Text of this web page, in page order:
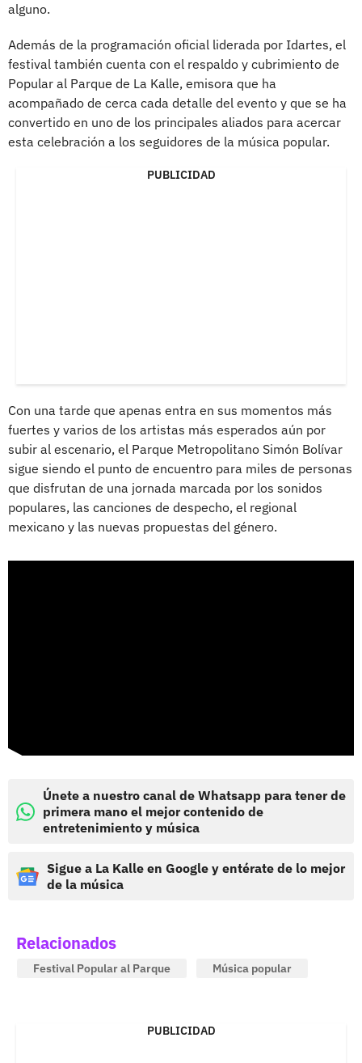
alguno.
Además de la programación oficial liderada por Idartes, el
festival también cuenta con el respaldo y cubrimiento de
Popular al Parque de La Kalle, emisora que ha
acompañado de cerca cada detalle del evento y que se ha
convertido en uno de los principales aliados para acercar
esta celebración a los seguidores de la música popular.
PUBLICIDAD
Con una tarde que apenas entra en sus momentos más
fuertes y varios de los artistas más esperados aún por
subir al escenario, el Parque Metropolitano Simón Bolívar
sigue siendo el punto de encuentro para miles de personas
que disfrutan de una jornada marcada por los sonidos
populares, las canciones de despecho, el regional
mexicano y las nuevas propuestas del género.
Únete a nuestro canal de Whatsapp para tener de
primera mano el mejor contenido de
entretenimiento y música
Sigue a La Kalle en Google y entérate de lo mejor
de la música
Relacionados
Festival Popular al Parque Música popular
PUBLICIDAD